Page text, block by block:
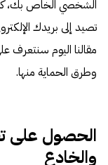
الشخصي الخاص بك،
تصيد إلى بريدك
مقالنا اليوم سنتعرف
وطرق الحماية منها.
الحصول على
والخادع